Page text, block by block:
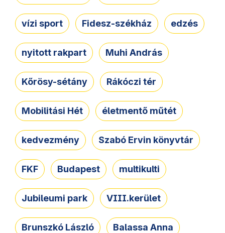
vízi sport Fidesz-székház edzés
nyitott rakpart Muhi András
Kőrösy-sétány Rákóczi tér
Mobilitási Hét életmentő műtét
kedvezmény Szabó Ervin könyvtár
FKF Budapest multikulti
Jubileumi park VIII.kerület
Brunszkó László Balassa Anna